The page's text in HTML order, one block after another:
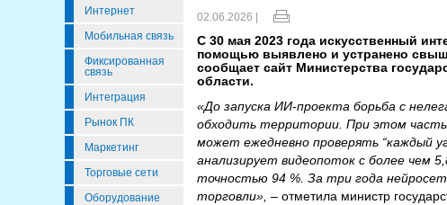
Интернет
Мобильная связь
Фиксированная
связь
Интеграция
Рынок ПК
Маркетинг
Торговые сети
Оборудование
02.06.2026 |
С 30 мая 2023 года искусственный
помощью выявлено и устранено
сообщает сайт Министерства
области.
«До запуска ИИ-проекта борьба с
обходить территории. При этом часть
может ежедневно проверять “каждый
анализирует видеопоток с более чем
точностью 94 %. За три года
торговли», – отметила министр